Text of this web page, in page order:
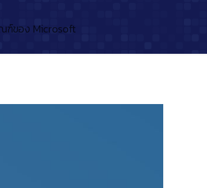
ฑ์ของ Microsoft